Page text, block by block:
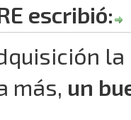
escribió:
más, un